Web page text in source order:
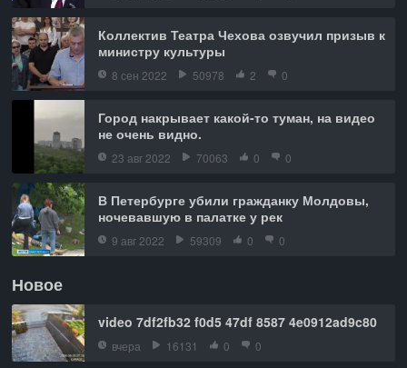
Коллектив Театра Чехова озвучил призыв к
министру культуры
8 сен 2022 50978 2 0
Город накрывает какой-то туман, на видео
не очень видно.
23 авг 2022 70063 0 0
В Петербурге убили гражданку Молдовы,
ночевавшую в палатке у рек
9 авг 2022 59309 0 0
Новое
video 7df2fb32 f0d5 47df 8587 4e0912ad9c80
вчера 16131 0 0